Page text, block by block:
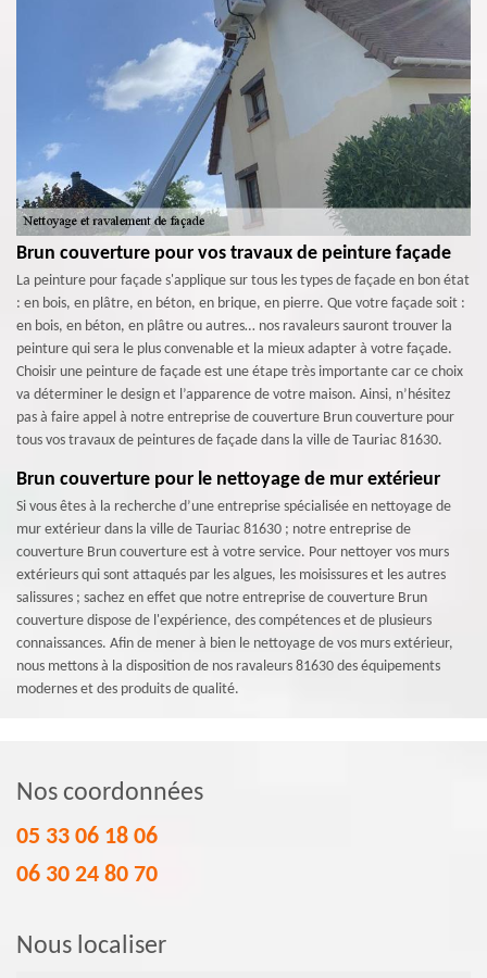
Brun couverture pour vos travaux de peinture façade
La peinture pour façade s'applique sur tous les types de façade en bon état
: en bois, en plâtre, en béton, en brique, en pierre. Que votre façade soit :
en bois, en béton, en plâtre ou autres… nos ravaleurs sauront trouver la
peinture qui sera le plus convenable et la mieux adapter à votre façade.
Choisir une peinture de façade est une étape très importante car ce choix
va déterminer le design et l’apparence de votre maison. Ainsi, n’hésitez
pas à faire appel à notre entreprise de couverture Brun couverture pour
tous vos travaux de peintures de façade dans la ville de Tauriac 81630.
Brun couverture pour le nettoyage de mur extérieur
Si vous êtes à la recherche d’une entreprise spécialisée en nettoyage de
mur extérieur dans la ville de Tauriac 81630 ; notre entreprise de
couverture Brun couverture est à votre service. Pour nettoyer vos murs
extérieurs qui sont attaqués par les algues, les moisissures et les autres
salissures ; sachez en effet que notre entreprise de couverture Brun
couverture dispose de l'expérience, des compétences et de plusieurs
connaissances. Afin de mener à bien le nettoyage de vos murs extérieur,
nous mettons à la disposition de nos ravaleurs 81630 des équipements
modernes et des produits de qualité.
Nos coordonnées
05 33 06 18 06
06 30 24 80 70
Nous localiser